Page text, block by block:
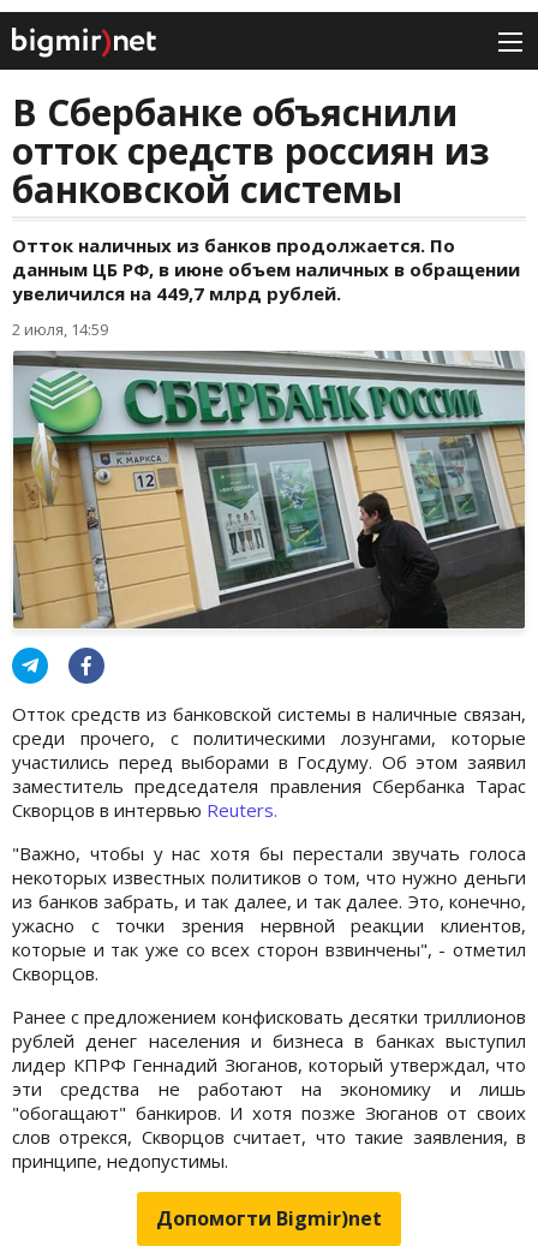
В Сбербанке объяснили
отток средств россиян из
банковской системы
Отток наличных из банков продолжается. По
данным ЦБ РФ, в июне объем наличных в обращении
увеличился на 449,7 млрд рублей.
2 июля, 14:59
Отток средств из банковской системы в наличные связан,
среди прочего, с политическими лозунгами, которые
участились перед выборами в Госдуму. Об этом заявил
заместитель председателя правления Сбербанка Тарас
Скворцов в интервью Reuters.
"Важно, чтобы у нас хотя бы перестали звучать голоса
некоторых известных политиков о том, что нужно деньги
из банков забрать, и так далее, и так далее. Это, конечно,
ужасно с точки зрения нервной реакции клиентов,
которые и так уже со всех сторон взвинчены", - отметил
Скворцов.
Ранее с предложением конфисковать десятки триллионов
рублей денег населения и бизнеса в банках выступил
лидер КПРФ Геннадий Зюганов, который утверждал, что
эти средства не работают на экономику и лишь
"обогащают" банкиров. И хотя позже Зюганов от своих
слов отрекся, Скворцов считает, что такие заявления, в
принципе, недопустимы.
Допомогти Bigmir)net